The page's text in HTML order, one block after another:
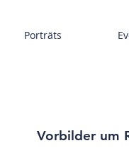
Porträts
Vorbilder um